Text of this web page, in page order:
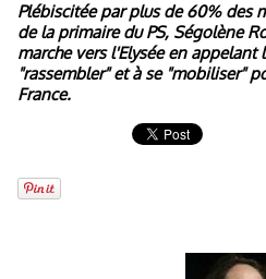
Plébiscitée par plus de 60% des
de la primaire du PS, Ségolène
marche vers l'Elysée en appelant
"rassembler" et à se "mobiliser"
France.